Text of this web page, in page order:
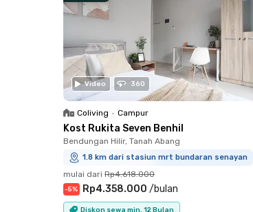
Video 360
Coliving • Campur
Kost Rukita Seven Benhil
Bendungan Hilir, Tanah Abang
1.8 km dari stasiun mrt bundaran senayan
mulai dari Rp4.618.000
-5% Rp4.358.000 /bulan
Diskon sewa min. 12 Bulan